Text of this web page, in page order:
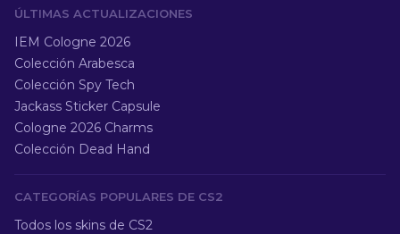
ÚLTIMAS ACTUALIZACIONES
IEM Cologne 2026
Colección Arabesca
Colección Spy Tech
Jackass Sticker Capsule
Cologne 2026 Charms
Colección Dead Hand
CATEGORÍAS POPULARES DE CS2
Todos los skins de CS2